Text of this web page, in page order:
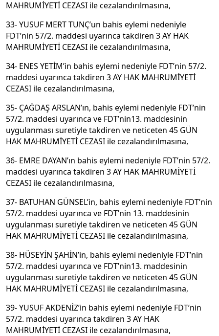
MAHRUMİYETİ CEZASI ile cezalandırılmasına,
33- YUSUF MERT TUNÇ’un bahis eylemi nedeniyle
FDT’nin 57/2. maddesi uyarınca takdiren 3 AY HAK
MAHRUMİYETİ CEZASI ile cezalandırılmasına,
34- ENES YETİM’in bahis eylemi nedeniyle FDT’nin 57/2.
maddesi uyarınca takdiren 3 AY HAK MAHRUMİYETİ
CEZASI ile cezalandırılmasına,
35- ÇAĞDAŞ ARSLAN’ın, bahis eylemi nedeniyle FDT’nin
57/2. maddesi uyarınca ve FDT’nin13. maddesinin
uygulanması suretiyle takdiren ve neticeten 45 GÜN
HAK MAHRUMİYETİ CEZASI ile cezalandırılmasına,
36- EMRE DAYAN’ın bahis eylemi nedeniyle FDT’nin 57/2.
maddesi uyarınca takdiren 3 AY HAK MAHRUMİYETİ
CEZASI ile cezalandırılmasına,
37- BATUHAN GÜNSEL’in, bahis eylemi nedeniyle FDT’nin
57/2. maddesi uyarınca ve FDT’nin 13. maddesinin
uygulanması suretiyle takdiren ve neticeten 45 GÜN
HAK MAHRUMİYETİ CEZASI ile cezalandırılmasına,
38- HÜSEYİN ŞAHİN’in, bahis eylemi nedeniyle FDT’nin
57/2. maddesi uyarınca ve FDT’nin13. maddesinin
uygulanması suretiyle takdiren ve neticeten 45 GÜN
HAK MAHRUMİYETİ CEZASI ile cezalandırılmasına,
39- YUSUF AKDENİZ’in bahis eylemi nedeniyle FDT’nin
57/2. maddesi uyarınca takdiren 3 AY HAK
MAHRUMİYETİ CEZASI ile cezalandırılmasına,